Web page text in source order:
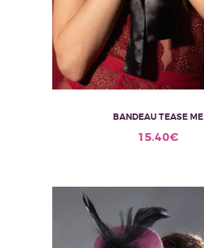
BANDEAU TEASE ME
15.40€